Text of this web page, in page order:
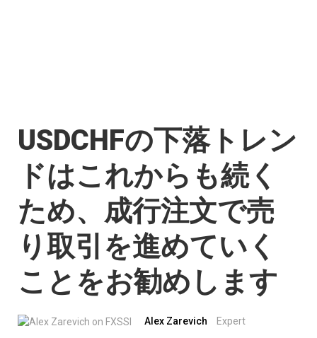
USDCHFの下落トレン
ドはこれからも続く
ため、成行注文で売
り取引を進めていく
ことをお勧めします
Alex Zarevich Expert